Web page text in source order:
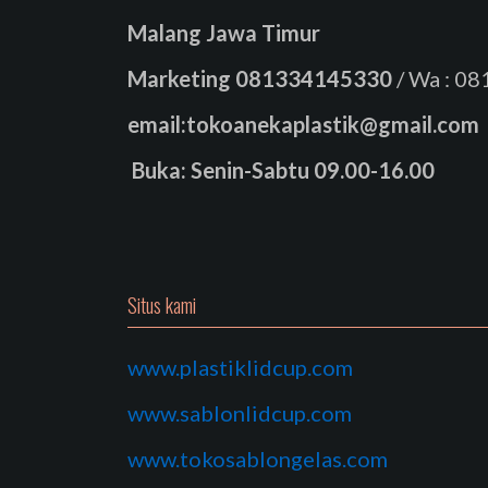
Malang Jawa Timur
Marketing 081334145330 / Wa :
email:tokoanekaplastik@gmail.com
Buka: Senin-Sabtu 09.00-16.00
Situs kami
www.plastiklidcup.com
www.sablonlidcup.com
www.tokosablongelas.com